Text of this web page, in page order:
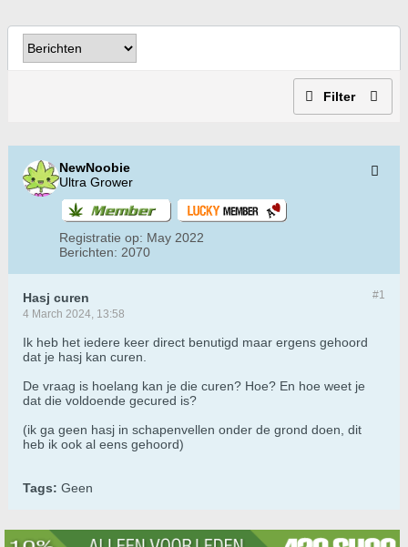
Filter
NewNoobie
Ultra Grower
Registratie op: May 2022
Berichten: 2070
#1
Hasj curen
4 March 2024, 13:58
Ik heb het iedere keer direct benutigd maar ergens gehoord
dat je hasj kan curen.
De vraag is hoelang kan je die curen? Hoe? En hoe weet je
dat die voldoende gecured is?
(ik ga geen hasj in schapenvellen onder de grond doen, dit
heb ik ook al eens gehoord)
Tags: Geen